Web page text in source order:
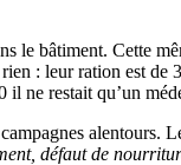
le bâtiment. Cette
: leur ration est de
il ne restait qu’un
alentours.
défaut de